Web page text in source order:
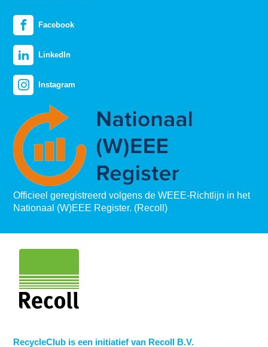
Facebook
LinkedIn
Instagram
Officieel geregistreerd volgens de WEEE-Richtlijn in het
Nationaal (W)EEE Register. (Recoll)
RecycleClub is een initiatief van Recoll B.V.